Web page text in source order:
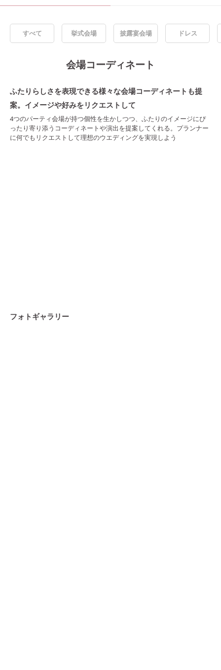
すべて 挙式会場 披露宴会場 ドレス
会場コーディネート
ふたりらしさを表現できる様々な会場コーディネートも提
案。イメージや好みをリクエストして
4つのパーティ会場が持つ個性を生かしつつ、ふたりのイメージにぴ
ったり寄り添うコーディネートや演出を提案してくれる。プランナー
に何でもリクエストして理想のウエディングを実現しよう
フォトギャラリー